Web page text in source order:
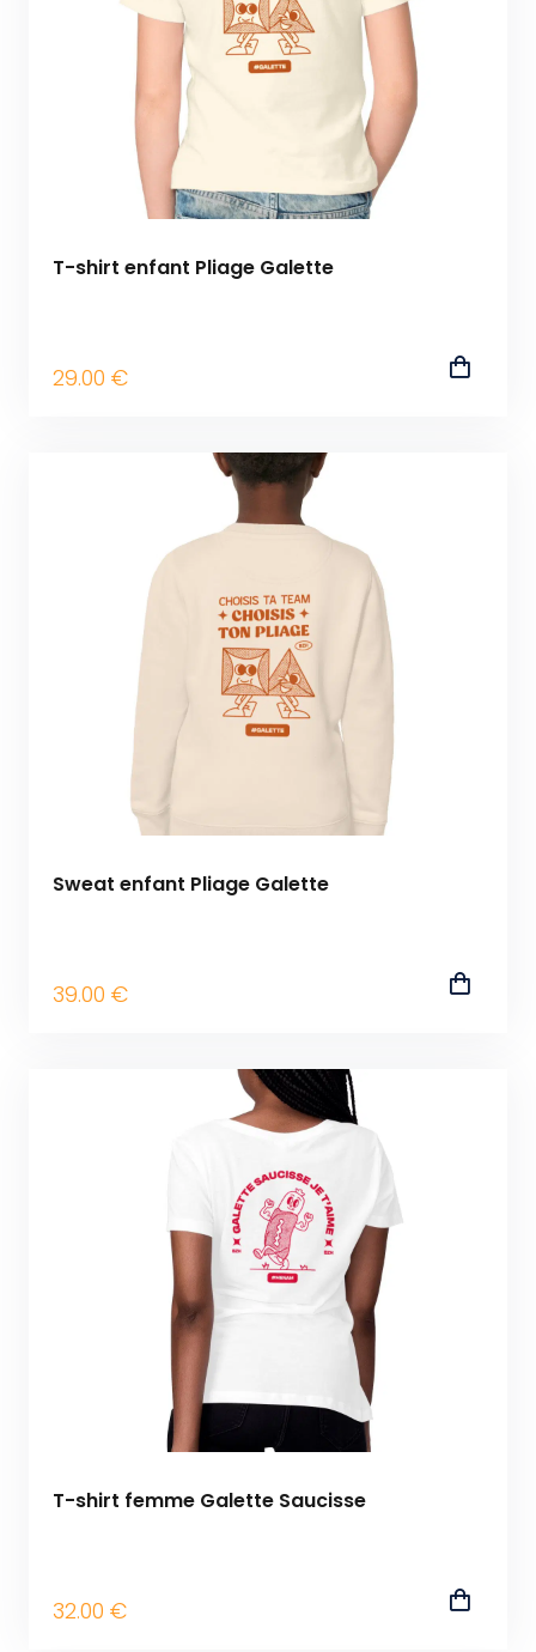
T-shirt enfant Pliage Galette
29.00 €
Sweat enfant Pliage Galette
39.00 €
T-shirt femme Galette Saucisse
32.00 €